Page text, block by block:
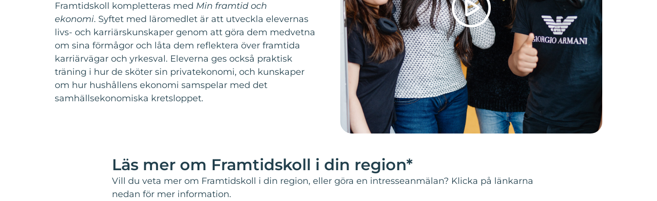
Framtidskoll kompletteras med Min framtid och
ekonomi. Syftet med läromedlet är att utveckla elevernas
livs- och karriärskunskaper genom att göra dem medvetna
om sina förmågor och låta dem reflektera över framtida
karriärvägar och yrkesval. Eleverna ges också praktisk
träning i hur de sköter sin privatekonomi, och kunskaper
om hur hushållens ekonomi samspelar med det
samhällsekonomiska kretsloppet.
Läs mer om Framtidskoll i din region*
Vill du veta mer om Framtidskoll i din region, eller göra en intresseanmälan? Klicka på länkarna
nedan för mer information.